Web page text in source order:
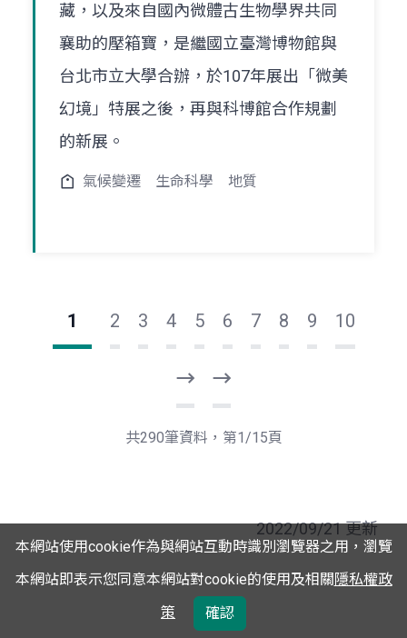
藏，以及來自國內微體古生物學界共同
襄助的壓箱寶，是繼國立臺灣博物館與
台北市立大學合辦，於107年展出「微美
幻境」特展之後，再與科博館合作規劃
的新展。
氣候變遷 生命科學 地質
1 2 3 4 5 6 7 8 9 10
一
頁
後
一
共290筆資料，第1/15頁
2022/09/21 更新
本網站使用cookie作為與網站互動時識別瀏覽器之用，瀏覽
本網站即表示您同意本網站對cookie的使用及相關隱私權政
策
確認